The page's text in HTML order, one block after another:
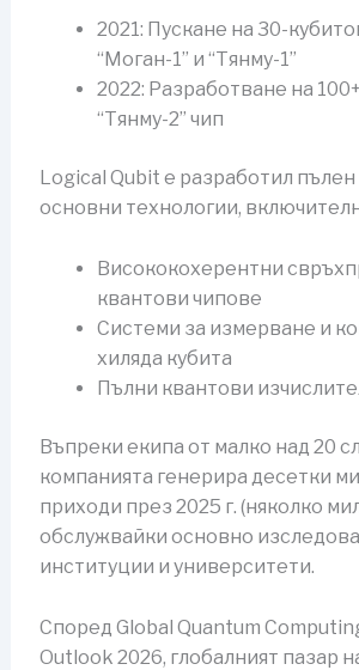
2021: Пускане на 30-
“Моган-1” и “Тянму-1”
2022: Разработване на
“Тянму-2” чип
Logical Qubit е разработил
основни технологии,
Висококохерентни
квантови чипове
Системи за измерване и
хиляда кубита
Пълни квантови
Въпреки екипа от малко над 20
компанията генерира десетки
приходи през 2025 г. (няколко
обслужвайки основно
институции и университети.
Според Global Quantum
Outlook 2026, глобалният пазар